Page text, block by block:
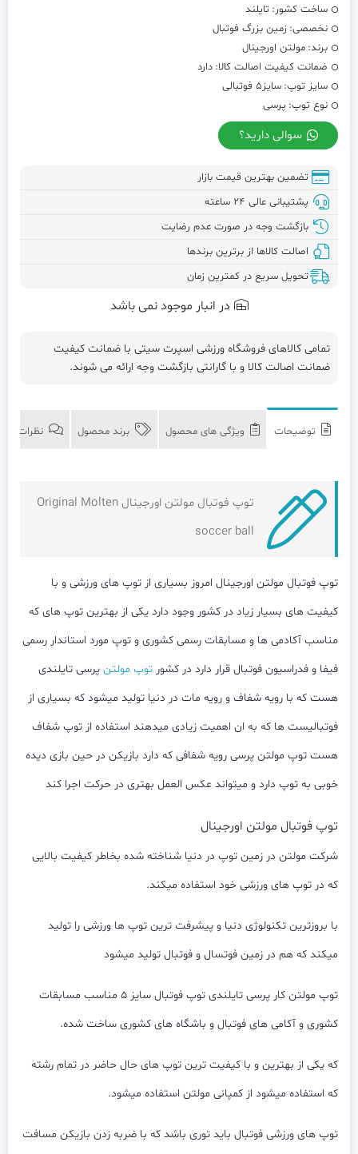
ساخت کشور: تایلند
نخصصی: زمین بزرگ فوتبال
برند: مولتن اورجینال
ضمانت کیفیت اصالت کالا: دارد
سایز توپ: سایز5 فوتبالی
نوع توپ: پرسی
سوالی دارید؟
تضمین بهترین قیمت بازار
پشتیبانی عالی ۲۴ ساعته
بازگشت وجه در صورت عدم رضایت
اصالت کالاها از برترین برندها
تحویل سریع در کمترین زمان
در انبار موجود نمی باشد
تمامی کالاهای فروشگاه ورزشی اسپرت سیتی با ضمانت کیفیت
ضمانت اصالت کالا و با گارانتی بازگشت وجه ارائه می شوند.
توضیحات ویژگی های محصول برند محصول نظرات (0)
توپ فوتبال مولتن اورجینال Original Molten
soccer ball
توپ فوتبال مولتن اورجینال امروز بسیاری از توپ های ورزشی و با
کیفیت های بسیار زیاد در کشور وجود دارد یکی از بهترین توپ های که
مناسب آکادمی ها و مسابقات رسمی کشوری و توپ مورد استاندار رسمی
فیفا و فدراسیون فوتبال قرار دارد در کشور توپ مولتن پرسی تایلندی
هست که با رویه شفاف و رویه مات در دنیا تولید میشود که بسیاری از
فوتبالیست ها که به ان اهمیت زیادی میدهند استفاده از توپ شفاف
هست توپ مولتن پرسی رویه شفافی که دارد بازیکن در حین بازی دیده
خوبی به توپ دارد و میتواند عکس العمل بهتری در حرکت اجرا کند
توپ فوتبال مولتن اورجینال
شرکت مولتن در زمین توپ در دنیا شناخته شده بخاطر کیفیت بالایی
که در توپ های ورزشی خود استفاده میکند.
با بروزترین تکنولوژی دنیا و پیشرفت ترین توپ ها ورزشی را تولید
میکند که هم در زمین فوتسال و فوتبال تولید میشود
توپ مولتن کار پرسی تایلندی توپ فوتبال سایز 5 مناسب مسابقات
کشوری و آکامی های فوتبال و باشگاه های کشوری ساخت شده.
که یکی از بهترین و با کیفیت ترین توپ های حال حاضر در تمام رشته
که استفاده میشود از کمپانی مولتن استفاده میشود.
توپ های ورزشی فوتبال باید توری باشد که با ضربه زدن بازیکن مسافت